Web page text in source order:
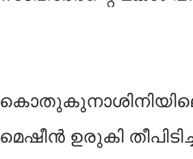
മെഷീൻ ഉരുകി